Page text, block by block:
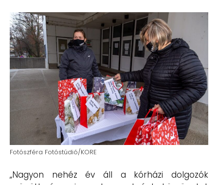
Fotószféra Fotóstúdió/KORE
„Nagyon nehéz év áll a kórházi dolgozók